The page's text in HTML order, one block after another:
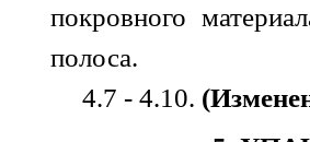
покровного
полоса.
4.7 - 4.10.